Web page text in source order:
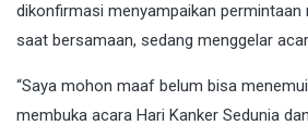
dikonfirmasi menyampaikan permintaan
saat bersamaan, sedang menggelar
“Saya mohon maaf belum bisa
membuka acara Hari Kanker Sedunia